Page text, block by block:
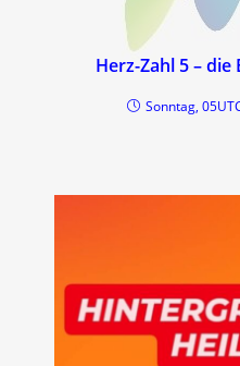
Herz-Zahl 5 – die
Sonntag,